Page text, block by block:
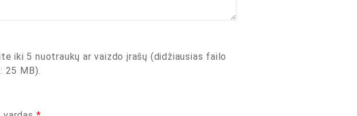
iki 5 nuotraukų ar vaizdo įrašų (didžiausias failo
25 MB).